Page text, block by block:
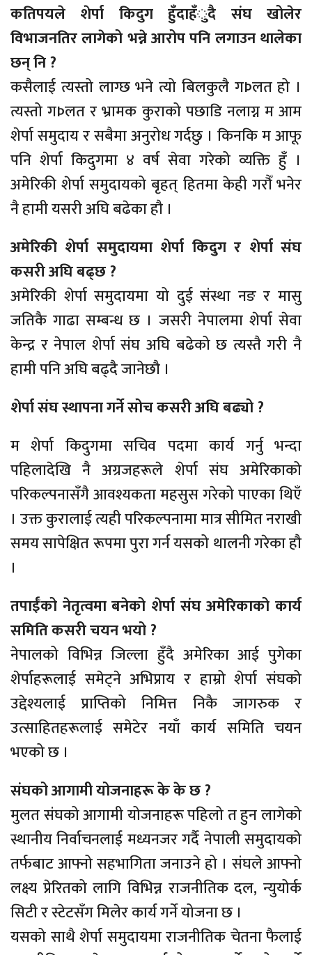
कतिपयले शेर्पा किदुग हुँदाहँुदै संघ खोलेर
विभाजनतिर लागेको भन्ने आरोप पनि लगाउन थालेका
छन् नि ?
कसैलाई त्यस्तो लाग्छ भने त्यो बिलकुलै गÞलत हो ।
त्यस्तो गÞलत र भ्रामक कुराको पछाडि नलाग्न म आम
शेर्पा समुदाय र सबैमा अनुरोध गर्दछु । किनकि म आफू
पनि शेर्पा किदुगमा ४ वर्ष सेवा गरेको व्यक्ति हुँ ।
अमेरिकी शेर्पा समुदायको बृहत् हितमा केही गरौँ भनेर
नै हामी यसरी अघि बढेका हौ ।
अमेरिकी शेर्पा समुदायमा शेर्पा किदुग र शेर्पा संघ
कसरी अघि बढ्छ ?
अमेरिकी शेर्पा समुदायमा यो दुई संस्था नङ र मासु
जतिकै गाढा सम्बन्ध छ । जसरी नेपालमा शेर्पा सेवा
केन्द्र र नेपाल शेर्पा संघ अघि बढेको छ त्यस्तै गरी नै
हामी पनि अघि बढ्दै जानेछौ ।
शेर्पा संघ स्थापना गर्ने सोच कसरी अघि बढ्यो ?
म शेर्पा किदुगमा सचिव पदमा कार्य गर्नु भन्दा
पहिलादेखि नै अग्रजहरूले शेर्पा संघ अमेरिकाको
परिकल्पनासँगै आवश्यकता महसुस गरेको पाएका थिएँ
। उक्त कुरालाई त्यही परिकल्पनामा मात्र सीमित नराखी
समय सापेक्षित रूपमा पुरा गर्न यसको थालनी गरेका हौ
।
तपाईँको नेतृत्वमा बनेको शेर्पा संघ अमेरिकाको कार्य
समिति कसरी चयन भयो ?
नेपालको विभिन्न जिल्ला हुँदै अमेरिका आई पुगेका
शेर्पाहरूलाई समेट्ने अभिप्राय र हाम्रो शेर्पा संघको
उद्देश्यलाई प्राप्तिको निमित्त निकै जागरुक र
उत्साहितहरूलाई समेटेर नयाँ कार्य समिति चयन
भएको छ ।
संघको आगामी योजनाहरू के के छ ?
मुलत संघको आगामी योजनाहरू पहिलो त हुन लागेको
स्थानीय निर्वाचनलाई मध्यनजर गर्दै नेपाली समुदायको
तर्फबाट आफ्नो सहभागिता जनाउने हो । संघले आफ्नो
लक्ष्य प्रेरितको लागि विभिन्न राजनीतिक दल, न्युयोर्क
सिटी र स्टेटसँग मिलेर कार्य गर्ने योजना छ ।
यसको साथै शेर्पा समुदायमा राजनीतिक चेतना फैलाई